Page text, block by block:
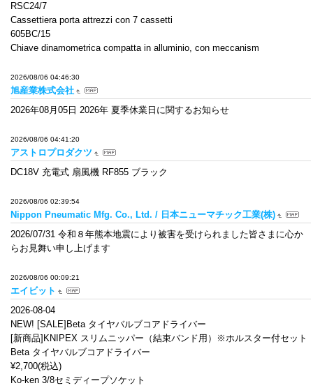
RSC24/7
Cassettiera porta attrezzi con 7 cassetti
605BC/15
Chiave dinamometrica compatta in alluminio, con meccanism
2026/08/06 04:46:30
旭産業株式会社
2026年08月05日 2026年 夏季休業日に関するお知らせ
2026/08/06 04:41:20
アストロプロダクツ
DC18V 充電式 扇風機 RF855 ブラック
2026/08/06 02:39:54
Nippon Pneumatic Mfg. Co., Ltd. / 日本ニューマチック工業(株)
2026/07/31 令和８年熊本地震により被害を受けられました皆さまに心か
らお見舞い申し上げます
2026/08/06 00:09:21
エイビット
2026-08-04
NEW! [SALE]Beta タイヤバルブコアドライバー
[新商品]KNIPEX スリムニッパー（結束バンド用）※ホルスター付セット
Beta タイヤバルブコアドライバー
¥2,700(税込)
Ko-ken 3/8セミディープソケット